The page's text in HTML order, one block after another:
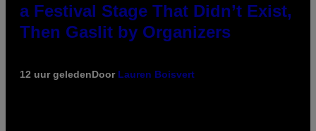
a Festival Stage That Didn’t Exist,
Then Gaslit by Organizers
12 uur geledenDoor Lauren Boisvert